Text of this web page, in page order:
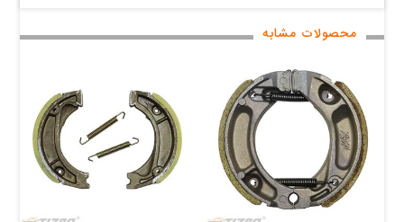
محصولات مشابه